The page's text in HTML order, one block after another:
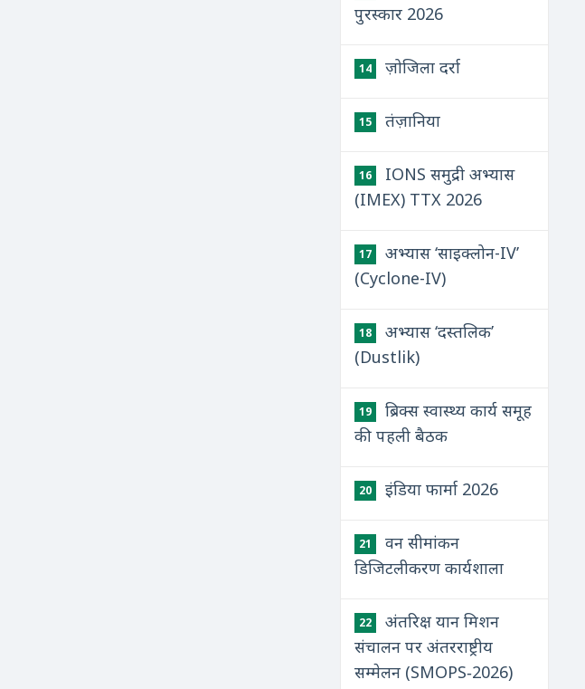
पुरस्कार 2026
14 ज़ोजिला दर्रा
15 तंज़ानिया
16
IONS समुद्री अभ्यास
(IMEX) TTX 2026
17
अभ्यास ‘साइक्लोन-IV’
(Cyclone-IV)
18
अभ्यास ‘दस्तलिक’
(Dustlik)
19
ब्रिक्स स्वास्थ्य कार्य समूह
की पहली बैठक
20 इंडिया फार्मा 2026
21
वन सीमांकन
डिजिटलीकरण कार्यशाला
22
अंतरिक्ष यान मिशन
संचालन पर अंतरराष्ट्रीय
सम्मेलन (SMOPS‑2026)